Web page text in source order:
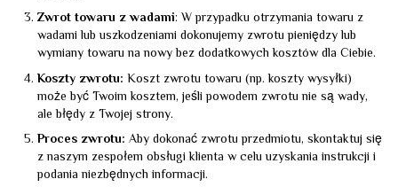
Zwrot towaru z wadami: W przypadku otrzymania towaru z
wadami lub uszkodzeniami dokonujemy zwrotu pieniędzy lub
wymiany towaru na nowy bez dodatkowych kosztów dla Ciebie.
Koszty zwrotu: Koszt zwrotu towaru (np. koszty wysyłki)
może być Twoim kosztem, jeśli powodem zwrotu nie są wady,
ale błędy z Twojej strony.
Proces zwrotu: Aby dokonać zwrotu przedmiotu, skontaktuj się
z naszym zespołem obsługi klienta w celu uzyskania instrukcji i
podania niezbędnych informacji.